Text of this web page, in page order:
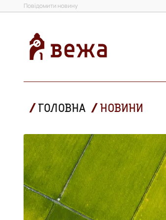
Повідомити новину
ГОЛОВНА НОВИНИ